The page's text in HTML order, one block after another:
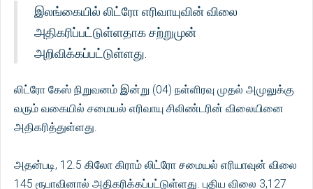
இலங்கையில் லிட்ரோ எரிவாயுவின் விலை
அதிகரிப்பட்டுள்ளதாக சற்றுமுன்
அறிவிக்கப்பட்டுள்ளது.
லிட்ரோ கேஸ் நிறுவனம் இன்று (04) நள்ளிரவு முதல் அமுலுக்கு
வரும் வகையில் சமையல் எரிவாயு சிலிண்டரின் விலையினை
அதிகரித்துள்ளது.
அதன்படி, 12.5 கிலோ கிராம் லிட்ரோ சமையல் எரியாவுன் விலை
145 ரூபாவினால் அதிகரிக்கப்பட்டுள்ளது. புதிய விலை 3,127